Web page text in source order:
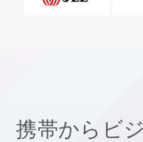
携帯からビ